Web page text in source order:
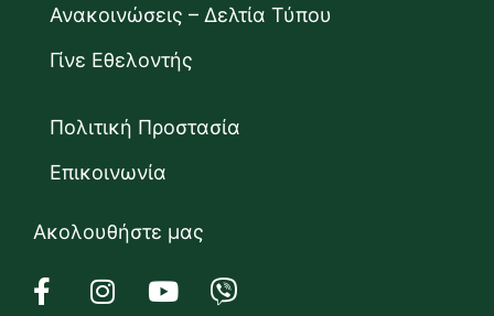
Ανακοινώσεις – Δελτία Τύπου
Γίνε Εθελοντής
Πολιτική Προστασία
Επικοινωνία
Ακολουθήστε μας